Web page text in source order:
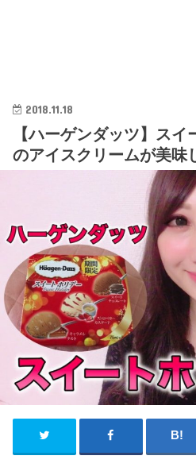
2018.11.18
【ハーゲンダッツ】ス
のアイスクリームが美